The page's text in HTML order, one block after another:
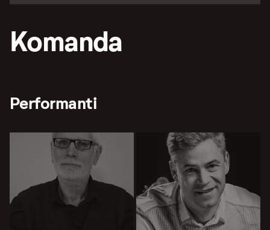
Komanda
Performanti